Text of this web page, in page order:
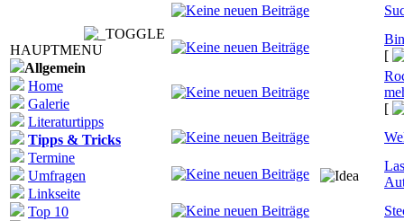
HAUPTMENU
Allgemein
Home
Galerie
Literaturtipps
Tipps & Tricks
Termine
Umfragen
Linkseite
Top 10
[
[